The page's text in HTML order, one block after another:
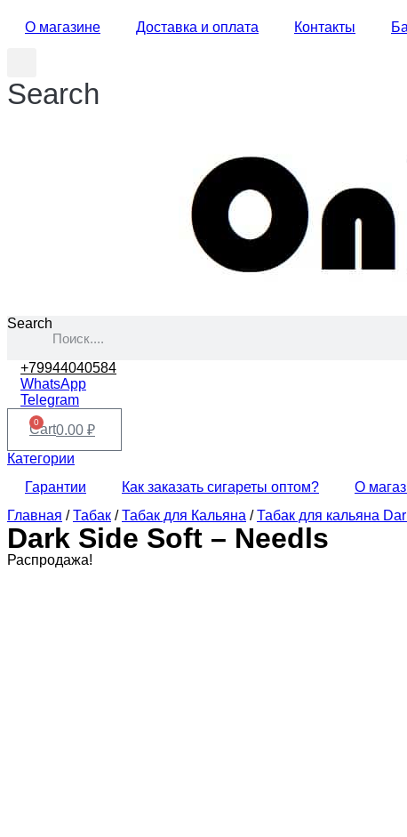
О магазине Доставка и оплата Контакты
Search
Search
+79944040584
WhatsApp
Telegram
0.00 ₽
0
Cart
Категории
Гарантии
Как заказать сигареты оптом?
О
Главная /Табак /Табак для Кальяна /Табак для кальяна
Dark Side Soft – Needls
Распродажа!